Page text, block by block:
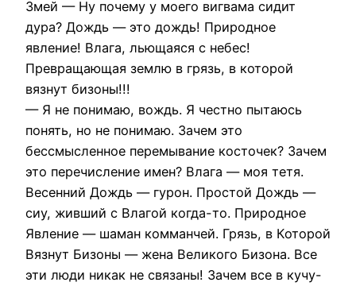
Змей — Ну почему у моего вигвама сидит
дура? Дождь — это дождь! Природное
явление! Влага, льющаяся с небес!
Превращающая землю в грязь, в которой
вязнут бизоны!!!
— Я не понимаю, вождь. Я честно пытаюсь
понять, но не понимаю. Зачем это
бессмысленное перемывание косточек? Зачем
это перечисление имен? Влага — моя тетя.
Весенний Дождь — гурон. Простой Дождь —
сиу, живший с Влагой когда-то. Природное
Явление — шаман комманчей. Грязь, в Которой
Вязнут Бизоны — жена Великого Бизона. Все
эти люди никак не связаны! Зачем все в кучу-